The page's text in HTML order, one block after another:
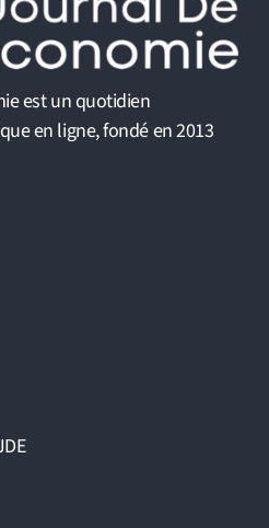
est un quotidien
en ligne, fondé en 2013